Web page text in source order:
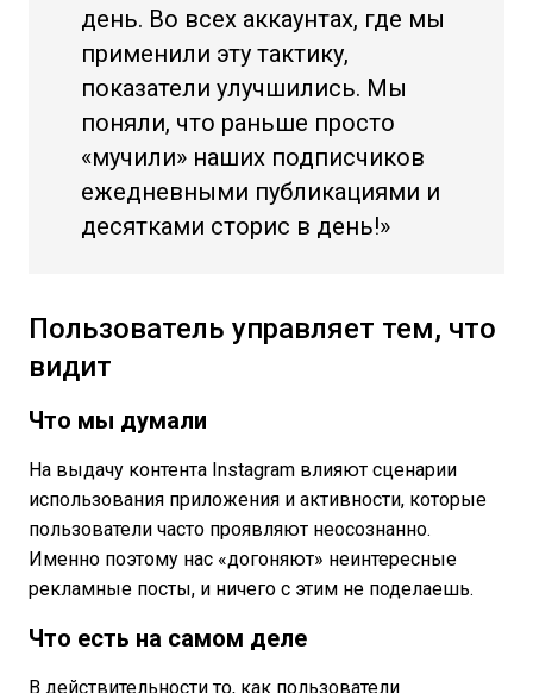
день. Во всех аккаунтах, где мы
применили эту тактику,
показатели улучшились. Мы
поняли, что раньше просто
«мучили» наших подписчиков
ежедневными публикациями и
десятками сторис в день!»
Пользователь управляет тем, что
видит
Что мы думали
На выдачу контента Instagram влияют сценарии
использования приложения и активности, которые
пользователи часто проявляют неосознанно.
Именно поэтому нас «догоняют» неинтересные
рекламные посты, и ничего с этим не поделаешь.
Что есть на самом деле
В действительности то, как пользователи